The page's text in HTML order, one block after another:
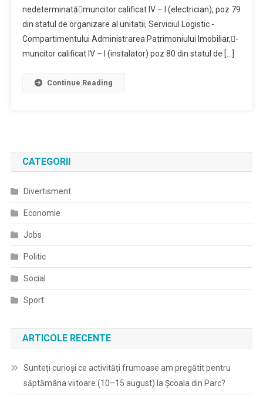
nedeterminatămuncitor calificat IV – I (electrician), poz 79
din statul de organizare al unitatii, Serviciul Logistic -
Compartimentului Administrarea Patrimoniului Imobiliar,-
muncitor calificat IV – I (instalator) poz 80 din statul de […]
Continue Reading
CATEGORII
Divertisment
Economie
Jobs
Politic
Social
Sport
ARTICOLE RECENTE
Sunteți curioși ce activități frumoase am pregătit pentru
săptămâna viitoare (10–15 august) la Școala din Parc?